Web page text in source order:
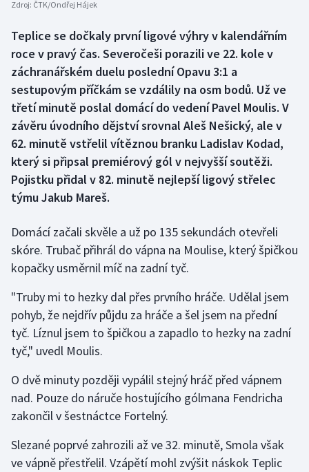
Box
Curling
Dostihy
Florbal
Futsal
Gymnastika
Jezdectví
Judo
Krasobruslení
Lezení
Lyže a snowboard
Zdroj: ČTK/Ondřej Hájek
Teplice se dočkaly první ligové výhry v kalendářním
roce v pravý čas. Severočeši porazili ve 22. kole v
záchranářském duelu poslední Opavu 3:1 a
sestupovým příčkám se vzdálily na osm bodů. Už ve
třetí minutě poslal domácí do vedení Pavel Moulis. V
závěru úvodního dějství srovnal Aleš Nešický, ale v
62. minutě vstřelil vítěznou branku Ladislav Kodad,
který si připsal premiérový gól v nejvyšší soutěži.
Pojistku přidal v 82. minutě nejlepší ligový střelec
týmu Jakub Mareš.
Domácí začali skvěle a už po 135 sekundách otevřeli
skóre. Trubač přihrál do vápna na Moulise, který špičkou
kopačky usměrnil míč na zadní tyč.
"Truby mi to hezky dal přes prvního hráče. Udělal jsem
pohyb, že nejdřív půjdu za hráče a šel jsem na přední
tyč. Líznul jsem to špičkou a zapadlo to hezky na zadní
tyč," uvedl Moulis.
O dvě minuty později vypálil stejný hráč před vápnem
nad. Pouze do náruče hostujícího gólmana Fendricha
zakončil v šestnáctce Fortelný.
Slezané poprvé zahrozili až ve 32. minutě, Smola však
ve vápně přestřelil. Vzápětí mohl zvýšit náskok Teplic